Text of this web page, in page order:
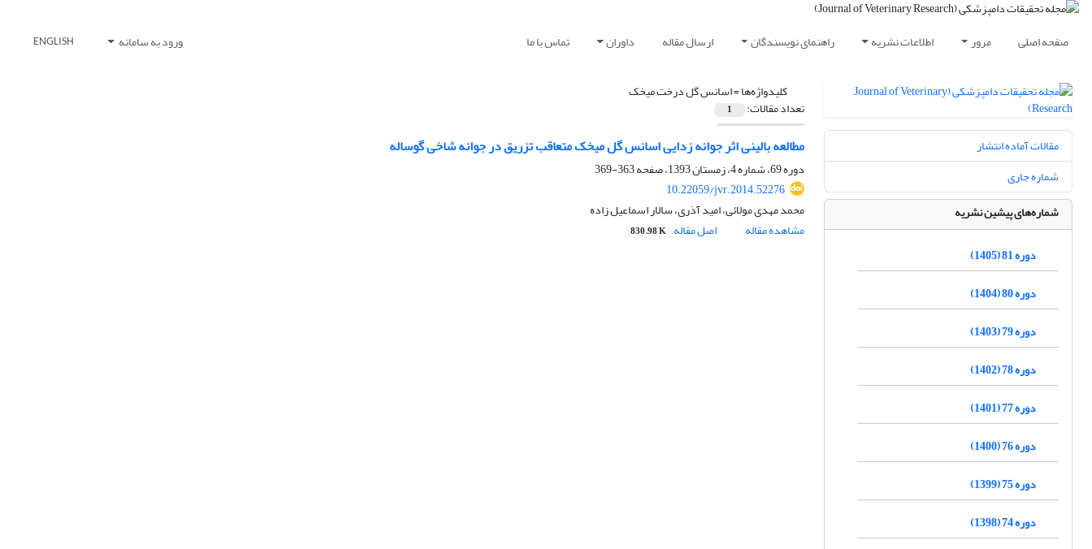
صفحه اصلی مرور اطلاعات نشریه راهنمای نویسندگان ارسال مقاله داوران تماس با ما ورود به سامانه ENGLISH
کلیدواژه‌ها =اسانس گل درخت میخک
تعداد مقالات: 1
مطالعه بالینی اثر جوانه زدایی اسانس گل میخک متعاقب تزریق در جوانه شاخی گوساله
دوره 69، شماره 4، زمستان 1393، صفحه
363-369
10.22059/jvr.2014.52276
محمد مهدی مولائی، امید آذری، سالار اسماعیل زاده
مشاهده مقاله
اصل مقاله 830.98 K
مقالات آماده انتشار
شماره جاری
شماره‌های پیشین نشریه
دوره 81 (1405)
دوره 80 (1404)
دوره 79 (1403)
دوره 78 (1402)
دوره 77 (1401)
دوره 76 (1400)
دوره 75 (1399)
دوره 74 (1398)